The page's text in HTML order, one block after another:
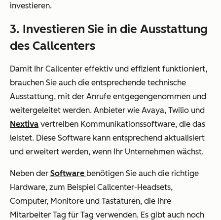
investieren.
3. Investieren Sie in die Ausstattung
des Callcenters
Damit Ihr Callcenter effektiv und effizient funktioniert,
brauchen Sie auch die entsprechende technische
Ausstattung, mit der Anrufe entgegengenommen und
weitergeleitet werden. Anbieter wie Avaya, Twilio und
Nextiva vertreiben Kommunikationssoftware, die das
leistet. Diese Software kann entsprechend aktualisiert
und erweitert werden, wenn Ihr Unternehmen wächst.
Neben der Software benötigen Sie auch die richtige
Hardware, zum Beispiel Callcenter-Headsets,
Computer, Monitore und Tastaturen, die Ihre
Mitarbeiter Tag für Tag verwenden. Es gibt auch noch